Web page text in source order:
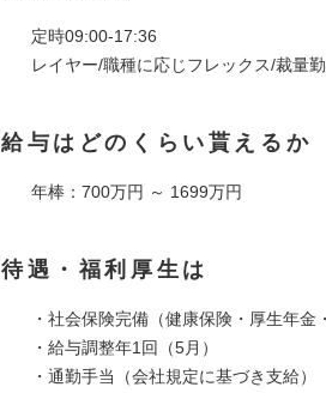
定時09:00-17:36
レイヤー/職種に応じフレックス/裁量
給与はどのくらい貰えるか
年棒：700万円 ～ 1699万円
待遇・福利厚生は
・社会保険完備（健康保険・厚生年金
・給与調整年1回（5月）
・通勤手当（会社規定に基づき支給）